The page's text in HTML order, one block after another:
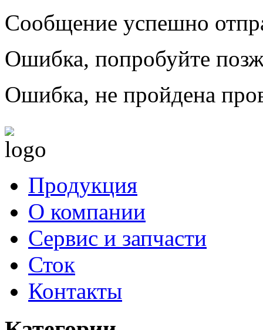
Сообщение успешно
Ошибка, попробуйте
Ошибка, не пройдена
Продукция
О компании
Сервис и запчасти
Сток
Контакты